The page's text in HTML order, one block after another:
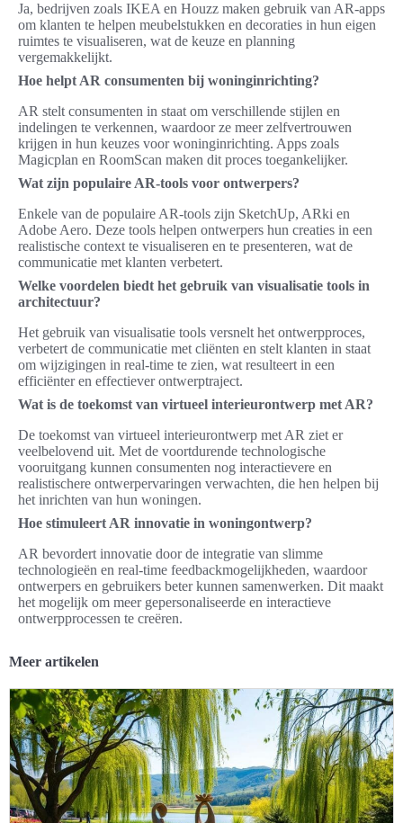
Ja, bedrijven zoals IKEA en Houzz maken gebruik van AR-apps
om klanten te helpen meubelstukken en decoraties in hun eigen
ruimtes te visualiseren, wat de keuze en planning
vergemakkelijkt.
Hoe helpt AR consumenten bij woninginrichting?
AR stelt consumenten in staat om verschillende stijlen en
indelingen te verkennen, waardoor ze meer zelfvertrouwen
krijgen in hun keuzes voor woninginrichting. Apps zoals
Magicplan en RoomScan maken dit proces toegankelijker.
Wat zijn populaire AR-tools voor ontwerpers?
Enkele van de populaire AR-tools zijn SketchUp, ARki en
Adobe Aero. Deze tools helpen ontwerpers hun creaties in een
realistische context te visualiseren en te presenteren, wat de
communicatie met klanten verbetert.
Welke voordelen biedt het gebruik van visualisatie tools in
architectuur?
Het gebruik van visualisatie tools versnelt het ontwerpproces,
verbetert de communicatie met cliënten en stelt klanten in staat
om wijzigingen in real-time te zien, wat resulteert in een
efficiënter en effectiever ontwerptraject.
Wat is de toekomst van virtueel interieurontwerp met AR?
De toekomst van virtueel interieurontwerp met AR ziet er
veelbelovend uit. Met de voortdurende technologische
vooruitgang kunnen consumenten nog interactievere en
realistischere ontwerpervaringen verwachten, die hen helpen bij
het inrichten van hun woningen.
Hoe stimuleert AR innovatie in woningontwerp?
AR bevordert innovatie door de integratie van slimme
technologieën en real-time feedbackmogelijkheden, waardoor
ontwerpers en gebruikers beter kunnen samenwerken. Dit maakt
het mogelijk om meer gepersonaliseerde en interactieve
ontwerpprocessen te creëren.
Meer artikelen